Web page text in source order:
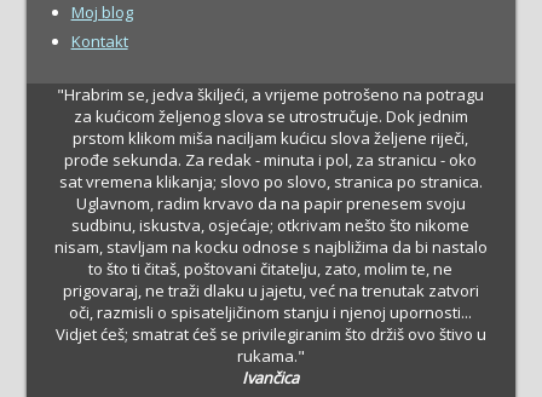
Moj blog
Kontakt
"Hrabrim se, jedva škiljeći, a vrijeme potrošeno na potragu
za kućicom željenog slova se utrostručuje. Dok jednim
prstom klikom miša naciljam kućicu slova željene riječi,
prođe sekunda. Za redak - minuta i pol, za stranicu - oko
sat vremena klikanja; slovo po slovo, stranica po stranica.
Uglavnom, radim krvavo da na papir prenesem svoju
sudbinu, iskustva, osjećaje; otkrivam nešto što nikome
nisam, stavljam na kocku odnose s najbližima da bi nastalo
to što ti čitaš, poštovani čitatelju, zato, molim te, ne
prigovaraj, ne traži dlaku u jajetu, već na trenutak zatvori
oči, razmisli o spisateljičinom stanju i njenoj upornosti...
Vidjet ćeš; smatrat ćeš se privilegiranim što držiš ovo štivo u
rukama."
Ivančica